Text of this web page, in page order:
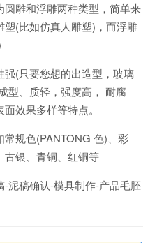
雕和浮雕两种类型，简单来
(比如仿真人雕塑)，而浮雕
(只要您想的出造型，玻璃
型、质轻，强度高， 耐腐
效果多样等特点。
规色(PANTONG 色)、彩
古银、青铜、红铜等
泥稿确认-模具制作-产品毛胚